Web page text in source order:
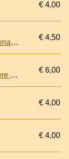
€ 4,00
Autodata Car Repair Manual: Renault 12 from 1970
€ 4,50
Autokampioen album: Ford, betere ideeen aan de lopende band
€ 6,00
€ 4,00
€ 4,00